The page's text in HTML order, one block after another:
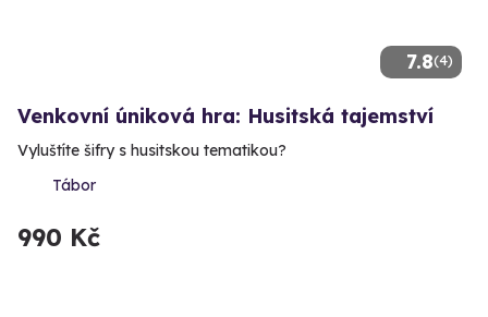
7.8(4)
Venkovní úniková hra: Husitská tajemství
Vyluštíte šifry s husitskou tematikou?
Tábor
990 Kč